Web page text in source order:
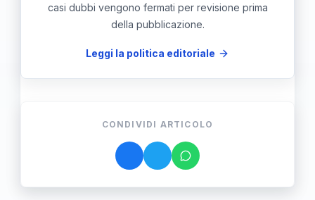
casi dubbi vengono fermati per revisione prima
della pubblicazione.
Leggi la politica editoriale
CONDIVIDI ARTICOLO